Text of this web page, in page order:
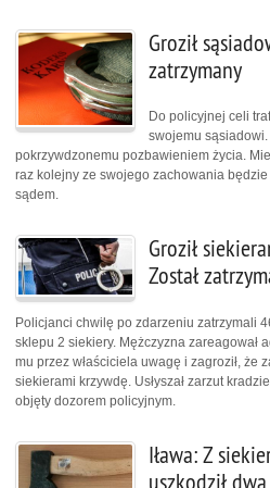
Groził
zatrzymany
Do policyjnej celi
swojemu sąsiadowi.
pokrzywdzonemu pozbawieniem życia.
raz kolejny ze swojego zachowania będzie
sądem.
Groził
Został
Policjanci chwilę po zdarzeniu zatrzymali
sklepu 2 siekiery. Mężczyzna zareagował
mu przez właściciela uwagę i zagroził, że
siekierami krzywdę. Usłyszał zarzut
objęty dozorem policyjnym.
Iława: Z
uszkodził